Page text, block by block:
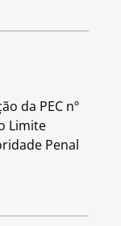
da PEC nº
Limite
Penal